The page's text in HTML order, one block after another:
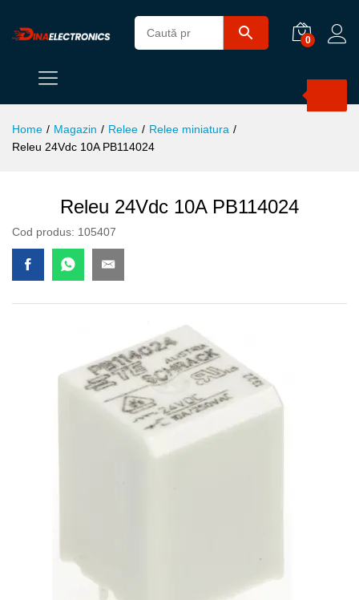
0
Home / Magazin / Relee / Relee miniatura /
Releu 24Vdc 10A PB114024
Releu 24Vdc 10A PB114024
Cod produs: 105407